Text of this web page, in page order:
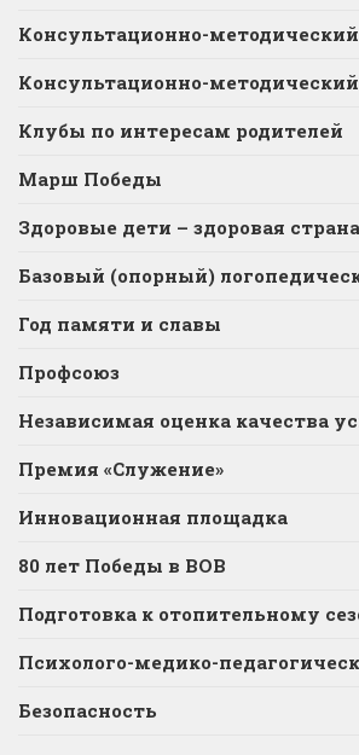
Консультационно-
Консультационно-
Клубы по интересам родителей
Марш Победы
Здоровые дети – здоровая страна
Базовый (опорный)
Год памяти и славы
Профсоюз
Независимая оценка качества
Премия «Служение»
Инновационная площадка
80 лет Победы в ВОВ
Подготовка к отопительному
Психолого-медико-
Безопасность